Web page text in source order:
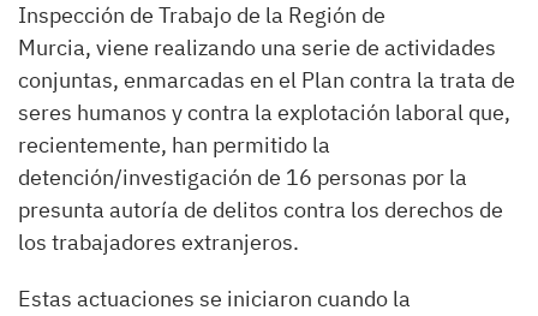
Inspección de Trabajo de la Región de
Murcia, viene realizando una serie de actividades
conjuntas, enmarcadas en el Plan contra la trata de
seres humanos y contra la explotación laboral que,
recientemente, han permitido la
detención/investigación de 16 personas por la
presunta autoría de delitos contra los derechos de
los trabajadores extranjeros.
Estas actuaciones se iniciaron cuando la